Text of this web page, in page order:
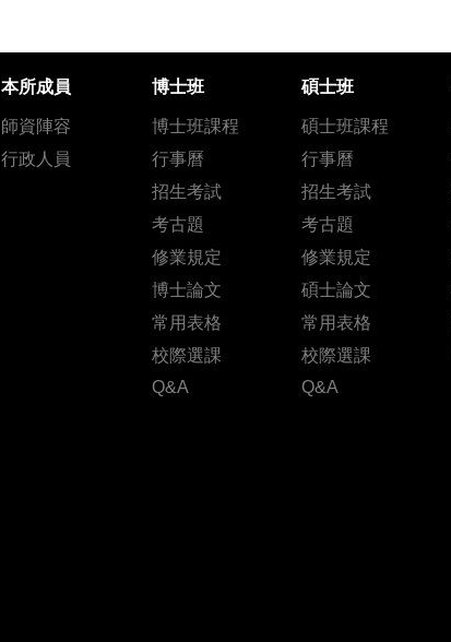
本所成員
師資陣容
行政人員
博士班
博士班課程
行事曆
招生考試
考古題
修業規定
博士論文
常用表格
校際選課
Q&A
碩士班
碩士班課程
行事曆
招生考試
考古題
修業規定
碩士論文
常用表格
校際選課
Q&A